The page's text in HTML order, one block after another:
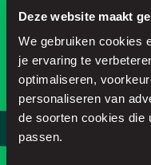
Deze website maakt
We gebruiken cookies
je ervaring te
optimaliseren,
personaliseren van
de soorten cookies die
passen.
Regel je
Parkeer